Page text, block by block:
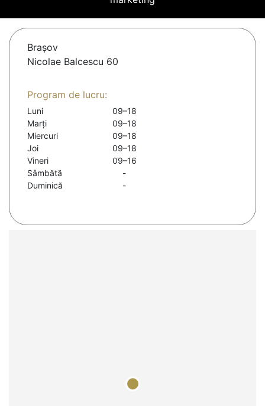
Braşov
Nicolae Balcescu 60
Program de lucru:
Luni
09–18
Marți
09–18
Miercuri
09–18
Joi
09–18
Vineri
09–16
Sâmbătă
-
Duminică
-